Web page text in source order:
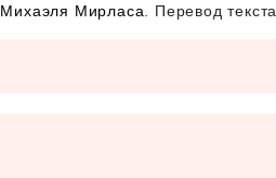
Михаэля Мирласа . Перевод текста